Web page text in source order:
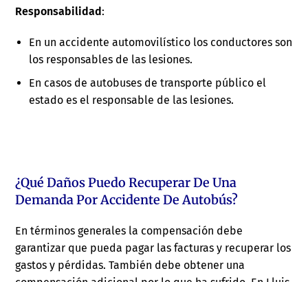
Responsabilidad:
En un accidente automovilístico los conductores son
los responsables de las lesiones.
En casos de autobuses de transporte público el
estado es el responsable de las lesiones.
¿Qué Daños Puedo Recuperar De Una
Demanda Por Accidente De Autobús?
En términos generales la compensación debe
garantizar que pueda pagar las facturas y recuperar los
gastos y pérdidas. También debe obtener una